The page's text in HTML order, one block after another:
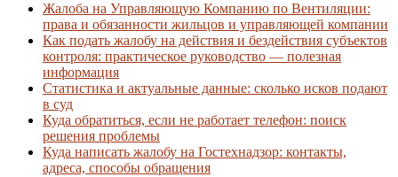
Жалоба на Управляющую Компанию по Вентиляции:
права и обязанности жильцов и управляющей компании
Как подать жалобу на действия и бездействия субъектов
контроля: практическое руководство — полезная
информация
Статистика и актуальные данные: сколько исков подают
в суд
Куда обратиться, если не работает телефон: поиск
решения проблемы
Куда написать жалобу на Гостехнадзор: контакты,
адреса, способы обращения